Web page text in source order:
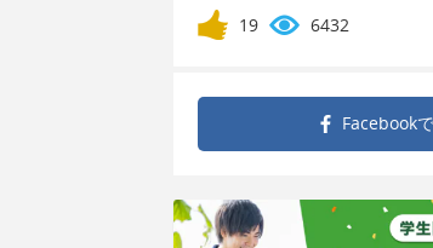
19 6432
Facebookで